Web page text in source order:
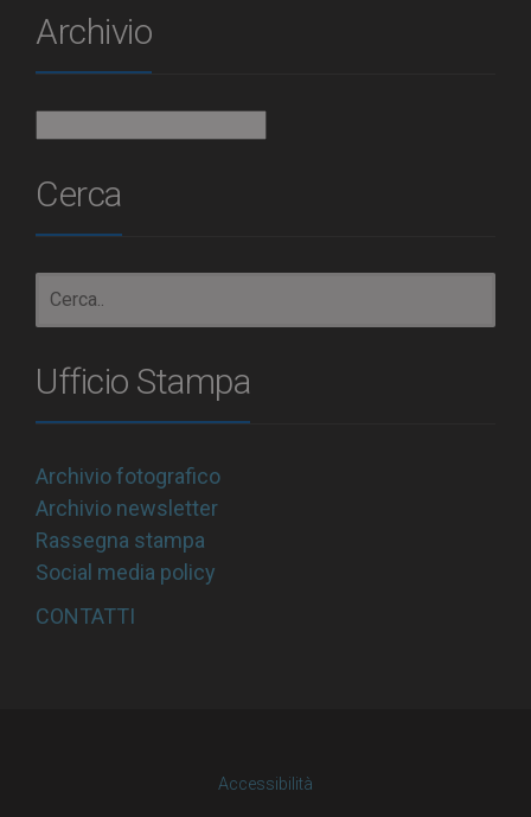
Archivio
Cerca
Ufficio Stampa
Archivio fotografico
Archivio newsletter
Rassegna stampa
Social media policy
CONTATTI
Accessibilità